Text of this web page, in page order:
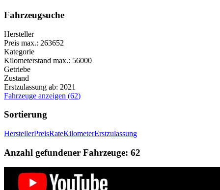
Fahrzeugsuche
Hersteller
Preis max.: 263652
Kategorie
Kilometerstand max.: 56000
Getriebe
Zustand
Erstzulassung ab: 2021
Fahrzeuge anzeigen (62)
Sortierung
HerstellerPreisRateKilometerErstzulassung
Anzahl gefundener Fahrzeuge: 62